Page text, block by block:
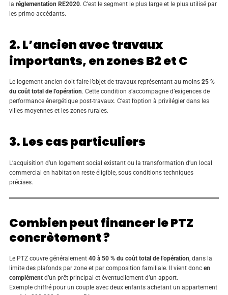
laréglementation RE2020. C’est le segment le plus large et le plus utilisé par
les primo-accédants.
2. L’ancien avec travaux
importants, en zones B2 et C
Le logement ancien doit faire l’objet de travaux représentant au moins25 %
du coût total de l’opération. Cette condition s’accompagne d’exigences de
performance énergétique post-travaux. C’est l’option à privilégier dans les
villes moyennes et les zones rurales.
3. Les cas particuliers
L’acquisition d’un logement social existant ou la transformation d’un local
commercial en habitation reste éligible, sous conditions techniques
précises.
Combien peut financer le PTZ
concrètement ?
Le PTZ couvre généralement40 à 50 % du coût total de l’opération, dans la
limite des plafonds par zone et par composition familiale. Il vient doncen
complément d’un prêt principal et éventuellement d’un apport.
Exemple chiffré pour un couple avec deux enfants achetant un appartement